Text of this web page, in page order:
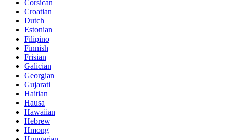
Corsican
Croatian
Dutch
Estonian
Filipino
Finnish
Frisian
Galician
Georgian
Gujarati
Haitian
Hausa
Hawaiian
Hebrew
Hmong